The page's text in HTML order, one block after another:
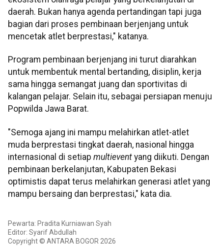
daerah. Bukan hanya agenda pertandingan tapi juga
bagian dari proses pembinaan berjenjang untuk
mencetak atlet berprestasi," katanya.
Program pembinaan berjenjang ini turut diarahkan
untuk membentuk mental bertanding, disiplin, kerja
sama hingga semangat juang dan sportivitas di
kalangan pelajar. Selain itu, sebagai persiapan menuju
Popwilda Jawa Barat.
"Semoga ajang ini mampu melahirkan atlet-atlet
muda berprestasi tingkat daerah, nasional hingga
internasional di setiap multievent yang diikuti. Dengan
pembinaan berkelanjutan, Kabupaten Bekasi
optimistis dapat terus melahirkan generasi atlet yang
mampu bersaing dan berprestasi," kata dia.
Pewarta: Pradita Kurniawan Syah
Editor: Syarif Abdullah
Copyright © ANTARA BOGOR 2026